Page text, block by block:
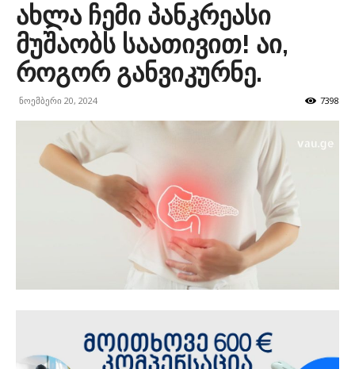
ახლა ჩემი პანკრეასი
მუშაობს საათივით! აი,
როგორ განვიკურნე.
ნოემბერი 20, 2024 7398